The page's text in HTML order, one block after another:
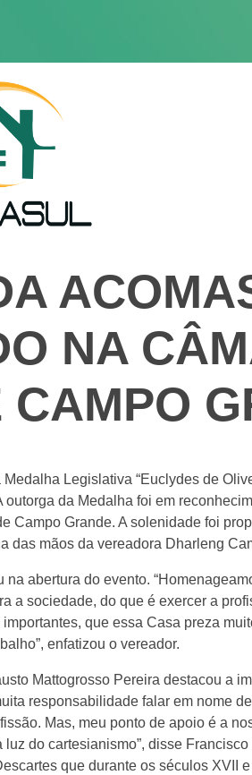
NA
CAMPO
Legislativa “Euclydes de
da Medalha foi em
Campo Grande. A solenidade foi
das mãos da vereadora Dharleng
abertura do evento.
a sociedade, do que é exercer a
que essa Casa preza
enfatizou o vereador.
Mattogrosso Pereira destacou a
responsabilidade falar em nome
Mas, meu ponto de apoio é a
do cartesianismo”, disse
que durante os séculos XVII